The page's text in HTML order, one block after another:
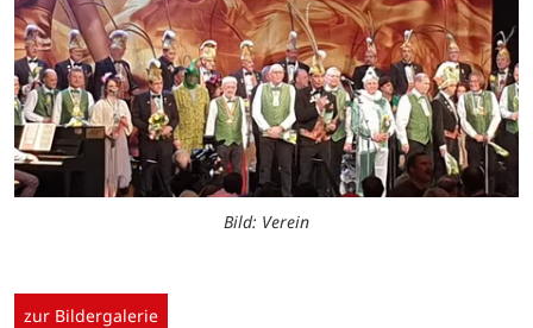
Bild: Verein
zur Bildergalerie